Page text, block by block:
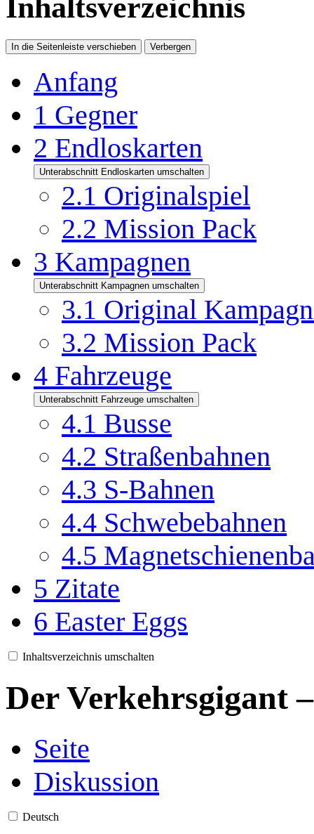
Inhaltsverzeichnis
In die Seitenleiste verschieben Verbergen
Anfang
1 Gegner
2 Endloskarten
Unterabschnitt Endloskarten umschalten
2.1 Originalspiel
2.2 Mission Pack
3 Kampagnen
Unterabschnitt Kampagnen umschalten
3.1 Original
3.2 Mission Pack
4 Fahrzeuge
Unterabschnitt Fahrzeuge umschalten
4.1 Busse
4.2 Straßenbahnen
4.3 S-Bahnen
4.4 Schwebebahnen
4.5
5 Zitate
6 Easter Eggs
Inhaltsverzeichnis umschalten
Der Verkehrsgigant
Seite
Diskussion
Deutsch